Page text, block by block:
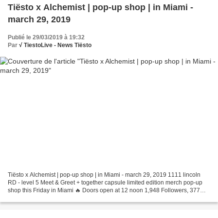
Tiësto x Alchemist | pop-up shop | in Miami -
march 29, 2019
Publié le 29/03/2019 à 19:32
Par √ TiestoLive - News Tiësto
Tiësto x Alchemist | pop-up shop | in Miami - march 29, 2019 1111 lincoln
RD - level 5 Meet & Greet + together capsule limited edition merch pop-up
shop this Friday in Miami 🔥 Doors open at 12 noon 1,948 Followers, 377